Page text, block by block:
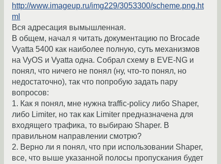
http://www.imageup.ru/img229/3053300/scheme.png.ht
ml
Вся адресация вымышленная.
В общем, начал я читать документацию по Brocade
Vyatta 5400 как наиболее полную, суть механизмов
на VyOS и Vyatta одна. Собрал схему в EVE-NG и
понял, что ничего не понял (ну, что-то понял, но
недостаточно), так что попробую задать пару
вопросов:
1. Как я понял, мне нужна traffic-policy либо Shaper,
либо Limiter, но так как Limiter предназначена для
входящего трафика, то выбираю Shaper. В
правильном направлении смотрю?
2. Верно ли я понял, что при использовании Shaper,
все, что выше указанной полосы пропускания будет